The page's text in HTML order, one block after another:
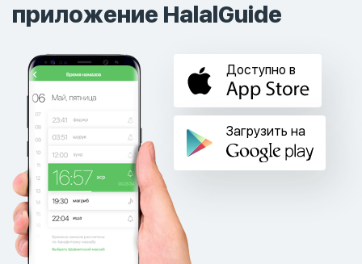
приложение HalalGuide
Доступно в
Загрузить на